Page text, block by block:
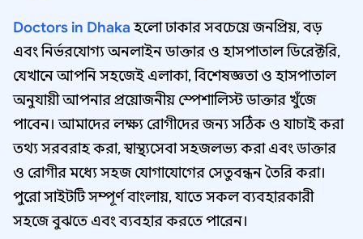
Doctors in Dhakaহলো ঢাকার সবচেয়ে জনপ্রিয়, বড়
এবং নির্ভরযোগ্য অনলাইন ডাক্তার ও হাসপাতাল ডিরেক্টরি,
যেখানে আপনি সহজেই এলাকা, বিশেষজ্ঞতা ও হাসপাতাল
অনুযায়ী আপনার প্রয়োজনীয় স্পেশালিস্ট ডাক্তার খুঁজে
পাবেন। আমাদের লক্ষ্য রোগীদের জন্য সঠিক ও যাচাই করা
তথ্য সরবরাহ করা, স্বাস্থ্যসেবা সহজলভ্য করা এবং ডাক্তার
ও রোগীর মধ্যে সহজ যোগাযোগের সেতুবন্ধন তৈরি করা।
পুরো সাইটটি সম্পূর্ণ বাংলায়, যাতে সকল ব্যবহারকারী
সহজে বুঝতে এবং ব্যবহার করতে পারেন।